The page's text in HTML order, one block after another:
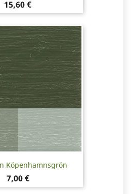
Pris
15,60 €
Köpenhamnsgrön
Pris
7,00 €